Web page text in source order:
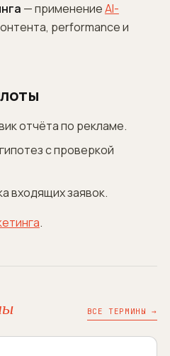
— применениеAI-
performance и
отчёта по рекламе.
с проверкой
входящих заявок.
.
ВСЕ ТЕРМИНЫ →